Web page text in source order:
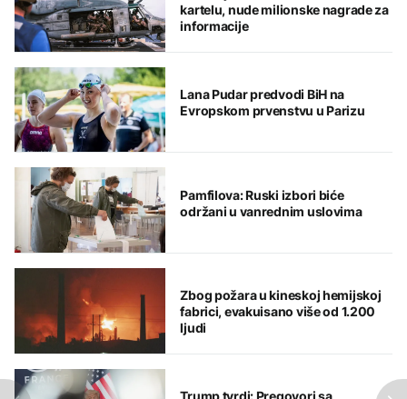
kartelu, nude milionske nagrade za
informacije
Lana Pudar predvodi BiH na
Evropskom prvenstvu u Parizu
Pamfilova: Ruski izbori biće
održani u vanrednim uslovima
Zbog požara u kineskoj hemijskoj
fabrici, evakuisano više od 1.200
ljudi
Trump tvrdi: Pregovori sa